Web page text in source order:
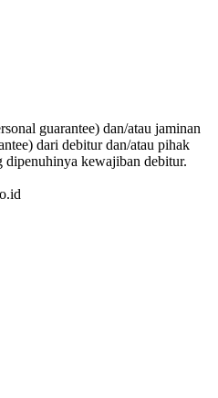
guarantee) dan/atau jaminan
dari debitur dan/atau pihak
dipenuhinya kewajiban debitur.